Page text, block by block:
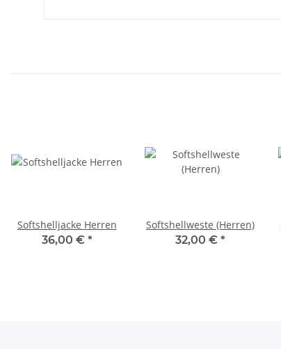
Softshelljacke Herren
36,00 € *
Softshellweste (Herren)
32,00 € *